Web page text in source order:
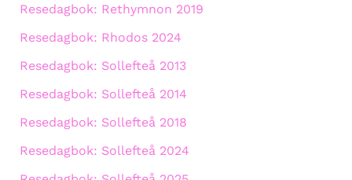
Resedagbok: Rethymnon 2019
Resedagbok: Rhodos 2024
Resedagbok: Sollefteå 2013
Resedagbok: Sollefteå 2014
Resedagbok: Sollefteå 2018
Resedagbok: Sollefteå 2024